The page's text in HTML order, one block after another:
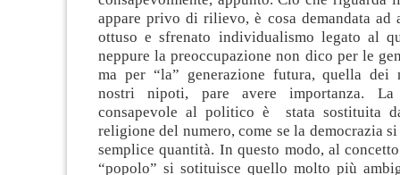
appare privo di rilievo, è cosa demandata ad
ottuso e sfrenato individualismo legato al
neppure la preoccupazione non dico per le
ma per “la” generazione futura, quella
nostri nipoti, pare avere importanza. La
consapevole al politico è stata sostituita
religione del numero, come se la democrazia
semplice quantità. In questo modo, al
“popolo” si sotituisce quello molto più